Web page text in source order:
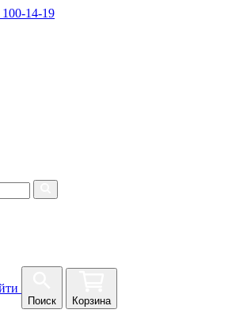
14-19
Поиск Корзина